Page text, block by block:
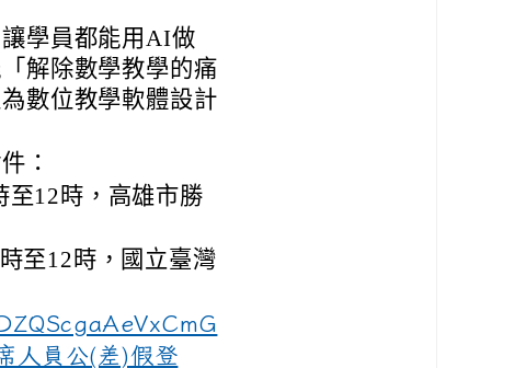
學員都能用AI做
解除數學教學的痛
數位教學軟體設計
：
至12時，高雄市勝
至12時，國立臺灣
人員公(差)假登